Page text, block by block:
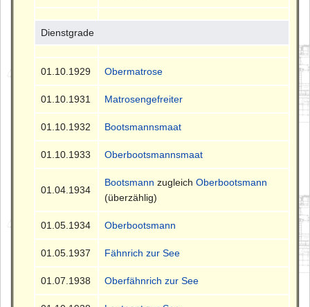
Dienstgrade
01.10.1929 Obermatrose
01.10.1931 Matrosengefreiter
01.10.1932 Bootsmannsmaat
01.10.1933 Oberbootsmannsmaat
01.04.1934
Bootsmann zugleichOberbootsmann
(überzählig)
01.05.1934 Oberbootsmann
01.05.1937 Fähnrich zur See
01.07.1938 Oberfähnrich zur See